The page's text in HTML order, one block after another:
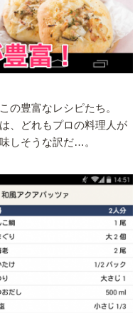
の豊富なレシピたち。
、どれもプロの料理人が
しそうな訳だ…。